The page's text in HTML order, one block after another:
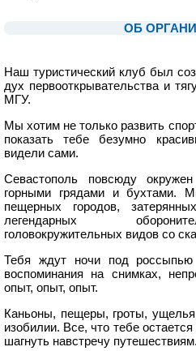
ОБ
Наш туристический клуб был
дух первооткрывательства и
МГУ.
Мы хотим не только развить
показать тебе безумно
видели сами.
Севастополь повсюду
горными грядами и бухтами.
пещерных городов,
легендарных
головокружительных видов со
Тебя ждут ночи под россыпью
воспоминания на снимках,
опыт, опыт, опыт.
Каньоны, пещеры, гроты,
изобилии. Все, что тебе
шагнуть навстречу